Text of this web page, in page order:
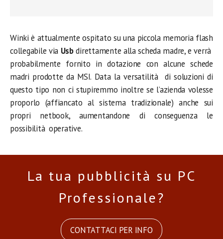
Winki è attualmente ospitato su una piccola memoria flash
collegabile via Usbdirettamente alla scheda madre, e verrà
probabilmente fornito in dotazione con alcune schede
madri prodotte da MSI. Data la versatilità di soluzioni di
questo tipo non ci stupiremmo inoltre se l’azienda volesse
proporlo (affiancato al sistema tradizionale) anche sui
propri netbook, aumentandone di conseguenza le
possibilità operative.
La tua pubblicità su PC
Professionale?
CONTATTACI PER INFO